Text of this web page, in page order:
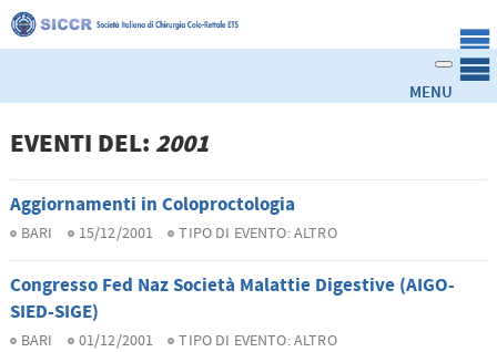
EVENTI DEL: 2001
Aggiornamenti in Coloproctologia
BARI 15/12/2001 TIPO DI EVENTO:ALTRO
Congresso Fed Naz Società Malattie Digestive (AIGO-
SIED-SIGE)
BARI 01/12/2001 TIPO DI EVENTO:ALTRO